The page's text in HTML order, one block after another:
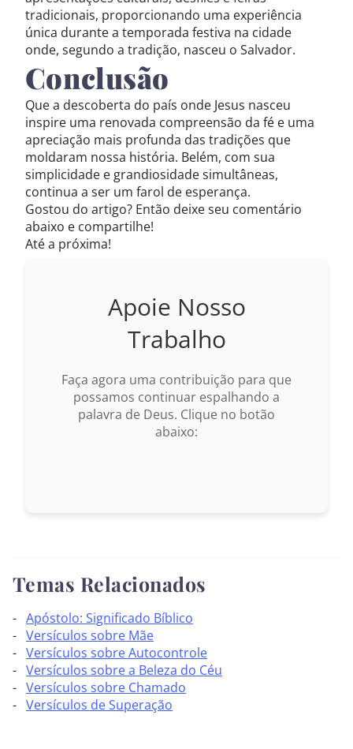
tradicionais, proporcionando uma experiência
única durante a temporada festiva na cidade
onde, segundo a tradição, nasceu o Salvador.
Conclusão
Que a descoberta do país onde Jesus nasceu
inspire uma renovada compreensão da fé e uma
apreciação mais profunda das tradições que
moldaram nossa história. Belém, com sua
simplicidade e grandiosidade simultâneas,
continua a ser um farol de esperança.
Gostou do artigo? Então deixe seu comentário
abaixo e compartilhe!
Até a próxima!
Apoie Nosso
Trabalho
Faça agora uma contribuição para que
possamos continuar espalhando a
palavra de Deus. Clique no botão
abaixo:
Temas Relacionados
Apóstolo: Significado Bíblico
Versículos sobre Mãe
Versículos sobre Autocontrole
Versículos sobre a Beleza do Céu
Versículos sobre Chamado
Versículos de Superação